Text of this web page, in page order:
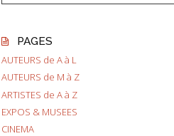
PAGES
AUTEURS de A à L
AUTEURS de M à Z
ARTISTES de A à Z
EXPOS & MUSEES
CINEMA